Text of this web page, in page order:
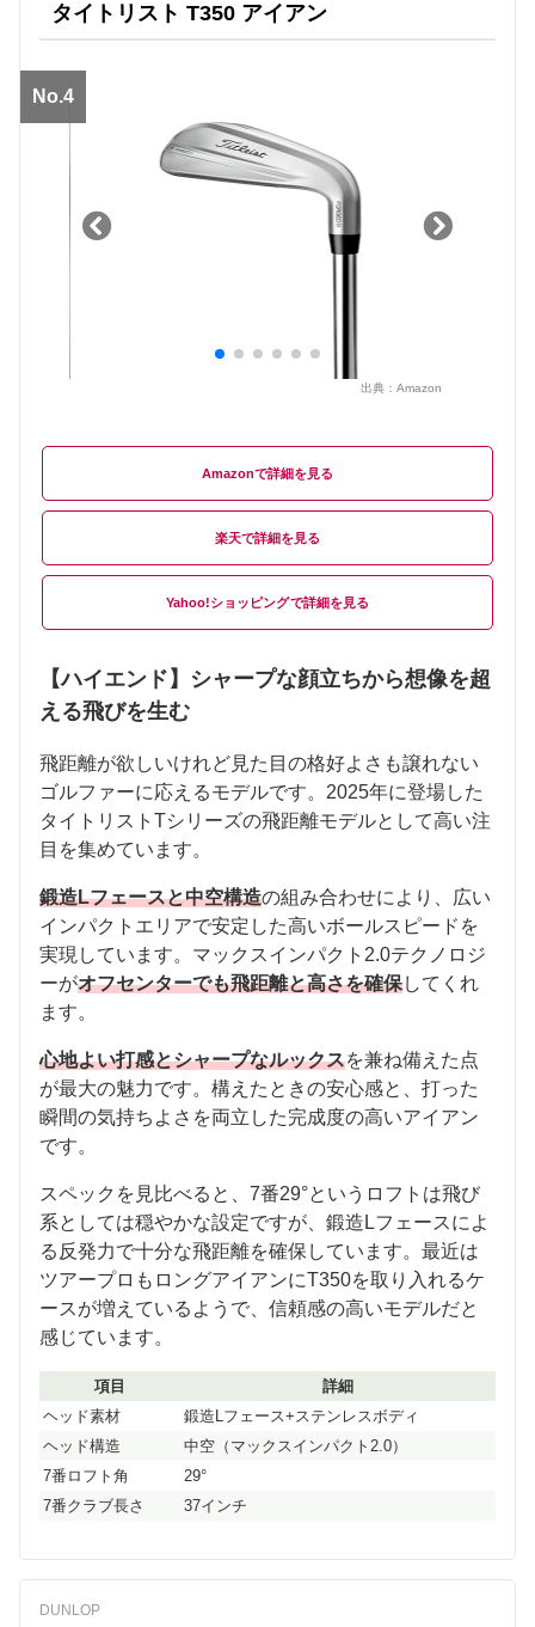
タイトリスト T350 アイアン
No.4
出典： Amazon
Amazon
楽天
Yahoo!ショッピング
【ハイエンド】シャープな顔立ちから想像を超
える飛びを生む
飛距離が欲しいけれど見た目の格好よさも譲れない
ゴルファーに応えるモデルです。2025年に登場した
タイトリストTシリーズの飛距離モデルとして高い注
目を集めています。
鍛造Lフェースと中空構造の組み合わせにより、広い
インパクトエリアで安定した高いボールスピードを
実現しています。マックスインパクト2.0テクノロジ
ーがオフセンターでも飛距離と高さを確保してくれ
ます。
心地よい打感とシャープなルックスを兼ね備えた点
が最大の魅力です。構えたときの安心感と、打った
瞬間の気持ちよさを両立した完成度の高いアイアン
です。
スペックを見比べると、7番29°というロフトは飛び
系としては穏やかな設定ですが、鍛造Lフェースによ
る反発力で十分な飛距離を確保しています。最近は
ツアープロもロングアイアンにT350を取り入れるケ
ースが増えているようで、信頼感の高いモデルだと
感じています。
項目
詳細
ヘッド素材
鍛造Lフェース+ステンレスボディ
ヘッド構造
中空（マックスインパクト2.0）
7番ロフト角
29°
7番クラブ長さ
37インチ
DUNLOP